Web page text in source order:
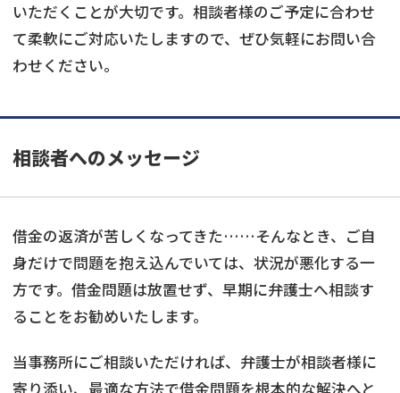
いただくことが大切です。相談者様のご予定に合わせ
て柔軟にご対応いたしますので、ぜひ気軽にお問い合
わせください。
相談者へのメッセージ
借金の返済が苦しくなってきた……そんなとき、ご自
身だけで問題を抱え込んでいては、状況が悪化する一
方です。借金問題は放置せず、早期に弁護士へ相談す
ることをお勧めいたします。
当事務所にご相談いただければ、弁護士が相談者様に